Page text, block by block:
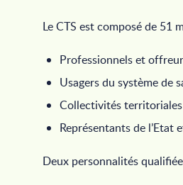
Le CTS est composé de 51
Professionnels et
Usagers du système de
Collectivités territoriales
Représentants de l’Etat
Deux personnalités